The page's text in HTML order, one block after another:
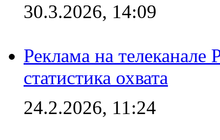
30.3.2026, 14:09
Реклама на
статистика охвата
24.2.2026, 11:24